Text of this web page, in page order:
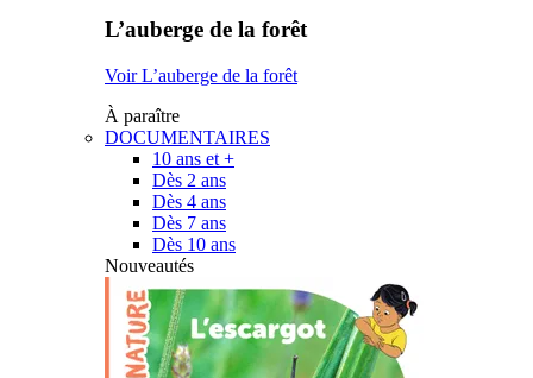
L’auberge de la forêt
Voir L’auberge de la forêt
À paraître
DOCUMENTAIRES
10 ans et +
Dès 2 ans
Dès 4 ans
Dès 7 ans
Dès 10 ans
Nouveautés